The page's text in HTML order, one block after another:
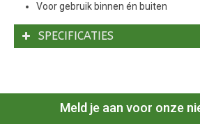
Voor gebruik binnen én buiten
SPECIFICATIES
Meld je aan voor onze